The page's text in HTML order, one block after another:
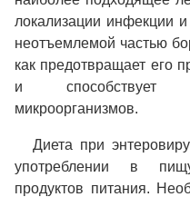
локализации инфекции
неотъемлемой частью
как предотвращает его
и способствует
микроорганизмов.
Диета при
употреблении в
продуктов питания.